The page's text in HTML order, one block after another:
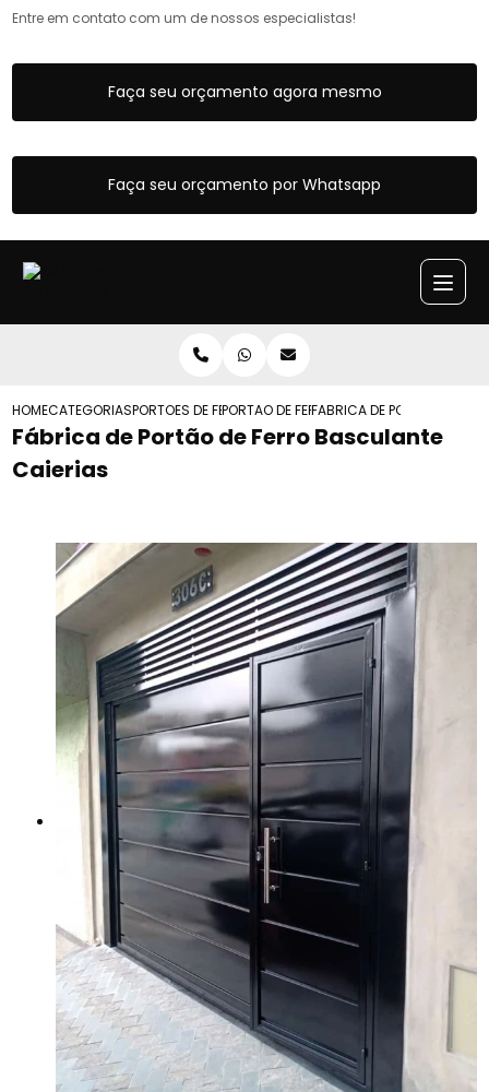
Entre em contato com um de nossos especialistas!
Faça seu orçamento agora mesmo
Faça seu orçamento por Whatsapp
HOMECATEGORIASPORTOES DE FERROPORTAO DE FERRO DE CORRER PEQUENO
FABRICA DE PORTAO DE
Fábrica de Portão de Ferro Basculante
Caierias